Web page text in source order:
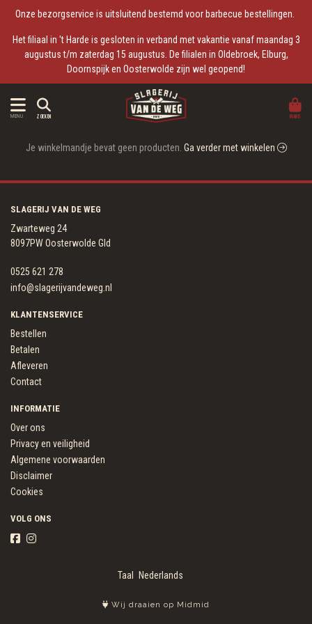
Onze bezorgservice is uitsluitend bestemd voor barbecue bestellingen.
Het filiaal in 't Harde is gesloten in verband met vakantie vanaf maandag 3
augustus t/m zaterdag 15 augustus. De filialen in Oldebroek, Elburg,
Doornspijk en Oosterwolde zijn wel geopend!
MENU ZOEKEN MAND
Je winkelmandje bevat geen producten. Ga verder met winkelen
SLAGERIJ VAN DE WEG
Zwarteweg 24
8097PW Oosterwolde Gld
0525 621 278
info@slagerijvandeweg.nl
KLANTENSERVICE
Bestellen
Betalen
Afleveren
Contact
INFORMATIE
Over ons
Privacy en veiligheid
Algemene voorwaarden
Disclaimer
Cookies
VOLG ONS
Taal
Wij draaien op Midmid